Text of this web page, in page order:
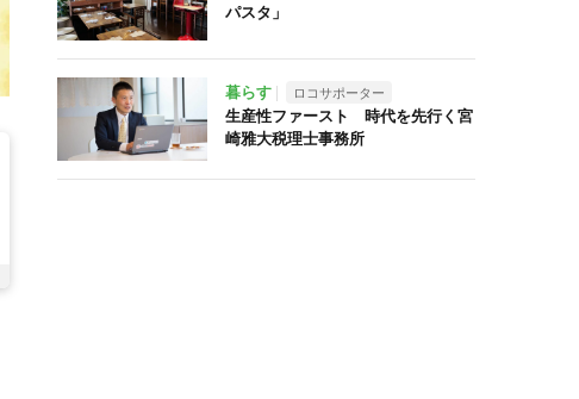
パスタ」
暮らす ロコサポーター
生産性ファースト 時代を先行く宮
崎雅大税理士事務所